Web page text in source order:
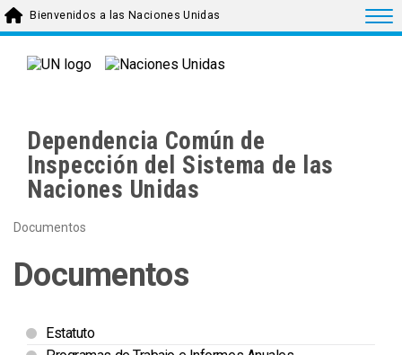
Skip to main content
Bienvenidos a las Naciones Unidas
Dependencia Común de
Inspección del Sistema de las
Naciones Unidas
Documentos
Documentos
Estatuto